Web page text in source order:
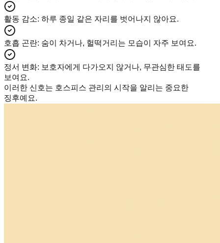
활동 감소: 하루 종일 같은 자리를 벗어나지 않아요.
호흡 곤란: 숨이 차거나, 헐떡거리는 모습이 자주 보여요.
정서 변화: 보호자에게 다가오지 않거나, 무관심한 태도를
보여요.
이러한 신호는 호스피스 관리의 시작을 알리는 중요한
징후예요.